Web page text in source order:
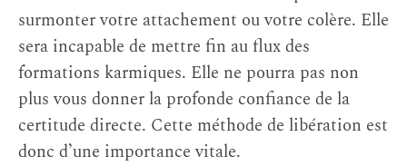
surmonter votre attachement ou votre colère. Elle
sera incapable de mettre fin au flux des
formations karmiques. Elle ne pourra pas non
plus vous donner la profonde confiance de la
certitude directe. Cette méthode de libération est
donc d’une importance vitale.